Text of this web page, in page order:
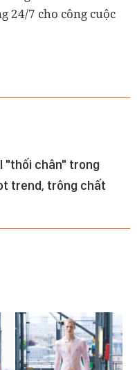
24/7 cho công cuộc
"thối chân" trong
trend, trông chất